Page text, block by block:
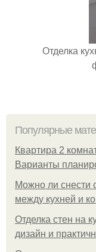
Отделка
Популярные
Квартира 2
Варианты
Можно ли снести
между кухней и
Отделка стен на
дизайн и